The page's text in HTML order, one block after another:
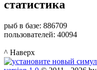
статистика
рыб в базе: 886709
пользователей: 40094
^ Наверх